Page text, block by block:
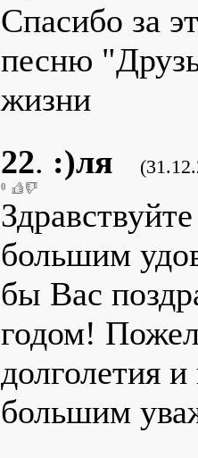
Спасибо за
песню
жизни
22. :)ля
0
большим
бы Вас
годом!
долголетия
большим